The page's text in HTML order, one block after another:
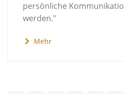
persönliche
werden."
Mehr